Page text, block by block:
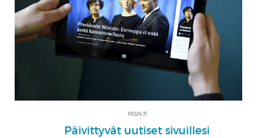
MSN.fi
Päivittyvät uutiset sivuillesi